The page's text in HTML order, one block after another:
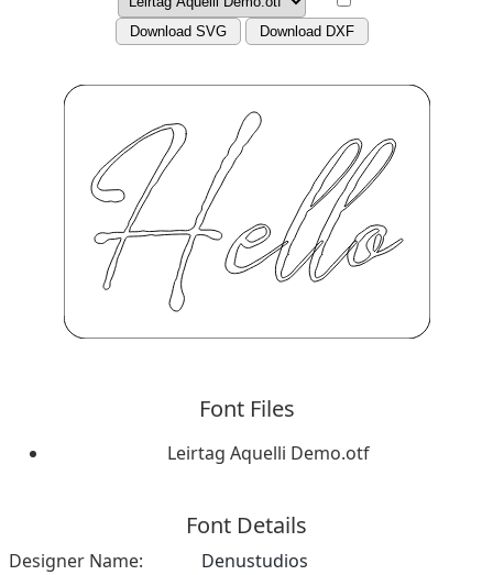
Download SVG Download DXF
Font Files
Leirtag Aquelli Demo.otf
Font Details
Designer Name:
Denustudios